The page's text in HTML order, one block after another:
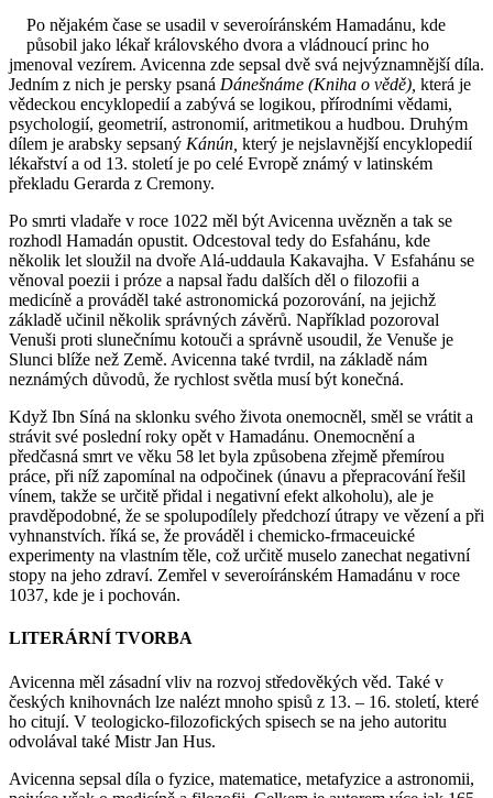
Po nějakém čase se usadil v severoíránském Hamadánu, kde
působil jako lékař královského dvora a vládnoucí princ ho
jmenoval vezírem. Avicenna zde sepsal dvě svá nejvýznamnější díla.
Jedním z nich je persky psaná Dánešnáme (Kniha o vědě), která je
vědeckou encyklopedií a zabývá se logikou, přírodními vědami,
psychologií, geometrií, astronomií, aritmetikou a hudbou. Druhým
dílem je arabsky sepsaný Kánún, který je nejslavnější encyklopedií
lékařství a od 13. století je po celé Evropě známý v latinském
překladu Gerarda z Cremony.
Po smrti vladaře v roce 1022 měl být Avicenna uvězněn a tak se
rozhodl Hamadán opustit. Odcestoval tedy do Esfahánu, kde
několik let sloužil na dvoře Alá-uddaula Kakavajha. V Esfahánu se
věnoval poezii i próze a napsal řadu dalších děl o filozofii a
medicíně a prováděl také astronomická pozorování, na jejichž
základě učinil několik správných závěrů. Například pozoroval
Venuši proti slunečnímu kotouči a správně usoudil, že Venuše je
Slunci blíže než Země. Avicenna také tvrdil, na základě nám
neznámých důvodů, že rychlost světla musí být konečná.
Když Ibn Síná na sklonku svého života onemocněl, směl se vrátit a
strávit své poslední roky opět v Hamadánu. Onemocnění a
předčasná smrt ve věku 58 let byla způsobena zřejmě přemírou
práce, při níž zapomínal na odpočinek (únavu a přepracování řešil
vínem, takže se určitě přidal i negativní efekt alkoholu), ale je
pravděpodobné, že se spolupodílely předchozí útrapy ve vězení a při
vyhnanstvích. říká se, že prováděl i chemicko-frmaceuické
experimenty na vlastním těle, což určitě muselo zanechat negativní
stopy na jeho zdraví. Zemřel v severoíránském Hamadánu v roce
1037, kde je i pochován.
LITERÁRNÍ TVORBA
Avicenna měl zásadní vliv na rozvoj středověkých věd. Také v
českých knihovnách lze nalézt mnoho spisů z 13. – 16. století, které
ho citují. V teologicko-filozofických spisech se na jeho autoritu
odvolával také Mistr Jan Hus.
Avicenna sepsal díla o fyzice, matematice, metafyzice a astronomii,